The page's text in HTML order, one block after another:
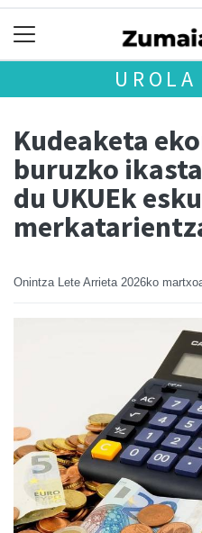
Kudeaketa
buruzko
du UKUEk
Onintza Lete Arrieta 2026ko